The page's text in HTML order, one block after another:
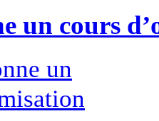
un cours